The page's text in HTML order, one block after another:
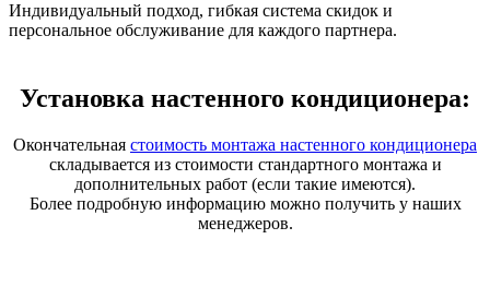
Индивидуальный подход, гибкая система скидок и
персональное обслуживание для каждого партнера.
Установка настенного кондиционера:
Окончательная стоимость монтажа настенного кондиционера
складывается из стоимости стандартного монтажа и
дополнительных работ (если такие имеются).
Более подробную информацию можно получить у наших
менеджеров.